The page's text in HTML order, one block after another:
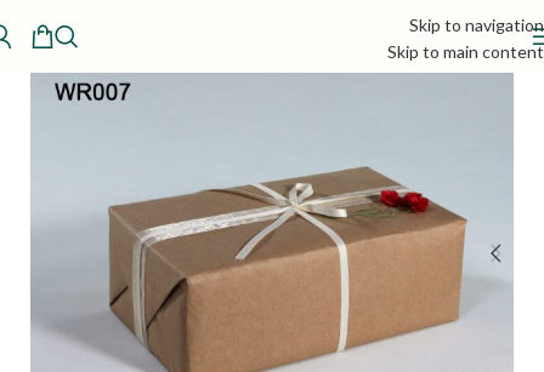
Skip to navigation
Skip to main content